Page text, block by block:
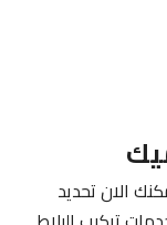
الان تحديد